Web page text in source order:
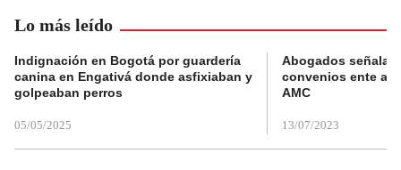
Lo más leído
Indignación en Bogotá por guardería
canina en Engativá donde asfixiaban y
golpeaban perros
05/05/2025
Abogados
convenios ente
AMC
13/07/2023